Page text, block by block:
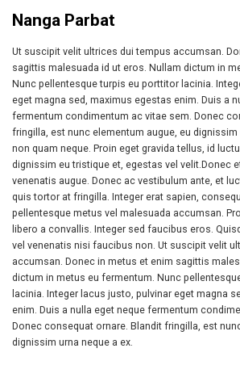
Nanga Parbat
Ut suscipit velit ultrices dui tempus accumsan.
sagittis malesuada id ut eros. Nullam dictum in
Nunc pellentesque turpis eu porttitor lacinia.
eget magna sed, maximus egestas enim. Duis a
fermentum condimentum ac vitae sem. Donec
fringilla, est nunc elementum augue, eu dignissim
non quam neque. Proin eget gravida tellus, id
dignissim eu tristique et, egestas vel velit.Donec
venenatis augue. Donec ac vestibulum ante, et
quis tortor at fringilla. Integer erat sapien,
pellentesque metus vel malesuada accumsan.
libero a convallis. Integer sed faucibus eros.
vel venenatis nisi faucibus non. Ut suscipit velit
accumsan. Donec in metus et enim sagittis
dictum in metus eu fermentum. Nunc
lacinia. Integer lacus justo, pulvinar eget magna
enim. Duis a nulla eget neque fermentum
Donec consequat ornare. Blandit fringilla, est
dignissim urna neque a ex.